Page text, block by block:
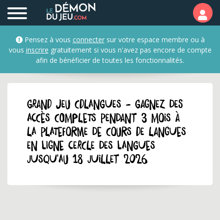
Pensez à vous connectersur votre espace membre ou à
vous inscrire gratuitement si vous n'avez pas encore de compte
afin de bénéficier de toutes les fonctionnalités.
GRAND JEU cdlangues - Gagnez des
accès complets pendant 3 mois à
la plateforme de cours de langues
en ligne Cercle des Langues
jusqu'au 18 juillet 2026